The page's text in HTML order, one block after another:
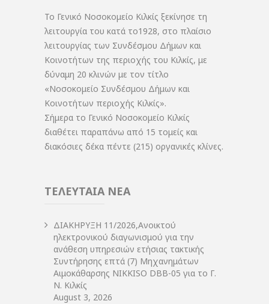
Το Γενικό Νοσοκομείο Κιλκίς ξεκίνησε τη
λειτουργία του κατά το1928, στο πλαίσιο
λειτουργίας των Συνδέσμου Δήμων και
Κοινοτήτων της περιοχής του Κιλκίς, με
δύναμη 20 κλινών με τον τίτλο
«Νοσοκομείο Συνδέσμου Δήμων και
Κοινοτήτων περιοχής Κιλκίς».
Σήμερα το Γενικό Νοσοκομείο Κιλκίς
διαθέτει παραπάνω από 15 τομείς και
διακόσιες δέκα πέντε (215) οργανικές κλίνες.
ΤΕΛΕΥΤΑΙΑ ΝΕΑ
ΔIΑΚΗΡΥΞΗ 11/2026,Ανοικτού
ηλεκτρονικού διαγωνισμού για την
ανάθεση υπηρεσιών ετήσιας τακτικής
Συντήρησης επτά (7) Μηχανημάτων
Αιμοκάθαρσης NIKKISO DBB-05 για το Γ.
Ν. Κιλκίς
August 3, 2026